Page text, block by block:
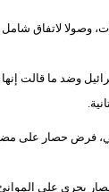
وصولا لاتفاق
بشن هجمات على إسرائيل وضد ما
الولايات المتحدة وإيران في باكستان، أعلن ترامب في 13